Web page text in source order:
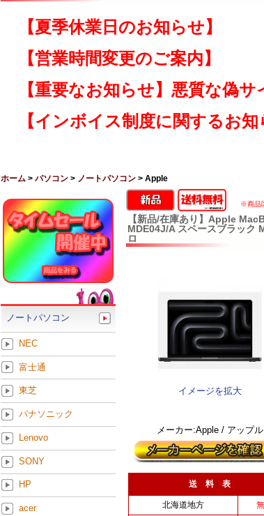
【夏季休業日のお知らせ】
【営業時間変更のご案内】
【重要なお知らせ】悪質な偽
【インボイス制度に関するお知
ホーム > パソコン > ノートパソコン > Apple
※商品
【新品/在庫あり】Apple
MDE04J/A スペースブラック
ロ
イメージを拡大
メーカー:Apple / アップル
送 料 表
北海道地方
ノートパソコン
NEC
富士通
東芝
パナソニック
Lenovo
SONY
HP
acer